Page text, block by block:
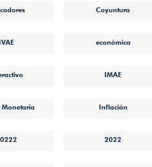
Coyuntura
económica
IMAE
Monetaria Inflación
2022